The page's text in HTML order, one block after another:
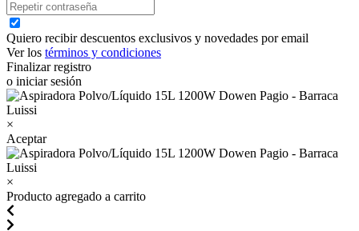
Quiero recibir descuentos exclusivos y novedades por email
Ver los términos y condiciones
Finalizar registro
o iniciar sesión
×
Aceptar
×
Producto agregado a carrito